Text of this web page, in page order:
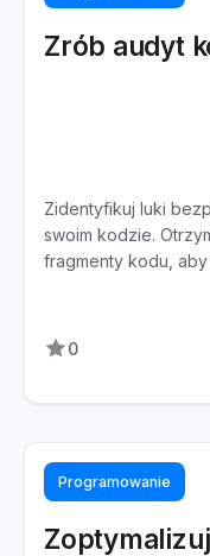
Zrób audyt
Zidentyfikuj luki
swoim kodzie.
fragmenty kodu,
0
Programowanie